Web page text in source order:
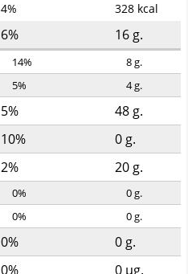
4% 328 kcal
6% 16g.
14% 8g.
5% 4g.
5% 48g.
10% 0g.
2% 20g.
0% 0g.
0% 0g.
0% 0g.
0% 0 µg.